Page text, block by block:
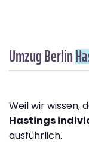
Umzug Berlin
Weil wir wissen,
Hastings
ausführlich.